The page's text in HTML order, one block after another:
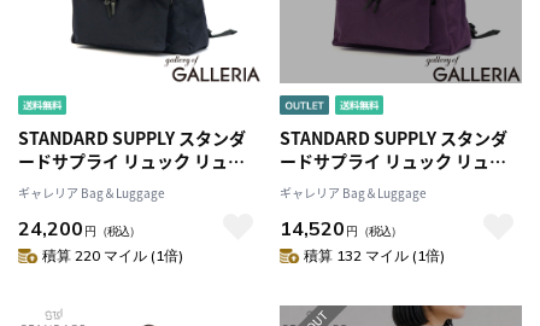
STANDARD SUPPLY スタンダ
ードサプライ リュック リュッ
クサック アウトドア 17L A4 日
本製 SIMPLICITY DAILY
DAYPACK
ギャレリア Bag＆Luggage
24,200 円 （税込）
積算 220 マイル (1倍)
STANDARD SUPPLY スタンダ
ードサプライ リュック リュッ
クサック アウトドア 17L A4 日
本製 SIMPLICITY DAILY
DAYPACK
ギャレリア Bag＆Luggage
14,520 円 （税込）
積算 132 マイル (1倍)